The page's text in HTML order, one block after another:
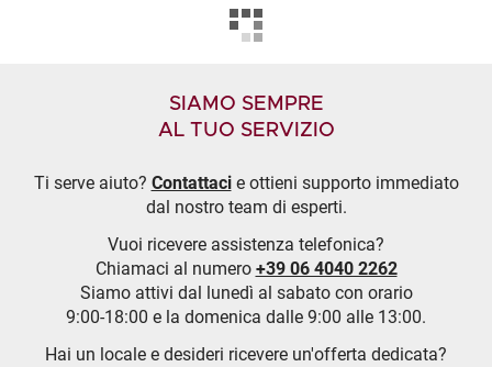
SIAMO SEMPRE
AL TUO SERVIZIO
Ti serve aiuto? Contattacie ottieni supporto immediato
dal nostro team di esperti.
Vuoi ricevere assistenza telefonica?
Chiamaci al numero +39 06 4040 2262
Siamo attivi dal lunedì al sabato con orario
9:00-18:00 e la domenica dalle 9:00 alle 13:00.
Hai un locale e desideri ricevere un'offerta dedicata?